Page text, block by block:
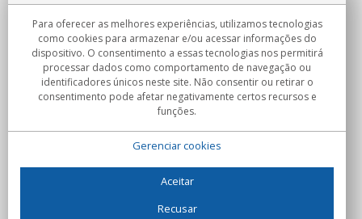
Sobre nosotros
Compromissos
Compras
Para oferecer as melhores experiências, utilizamos tecnologias
como cookies para armazenar e/ou acessar informações do
dispositivo. O consentimento a essas tecnologias nos permitirá
processar dados como comportamento de navegação ou
identificadores únicos neste site. Não consentir ou retirar o
consentimento pode afetar negativamente certos recursos e
funções.
Gerenciar cookies
Aceitar
Recusar